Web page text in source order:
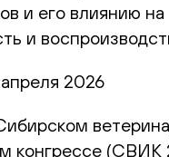
и его влиянию на
и
2026
конгрессе (СВИК